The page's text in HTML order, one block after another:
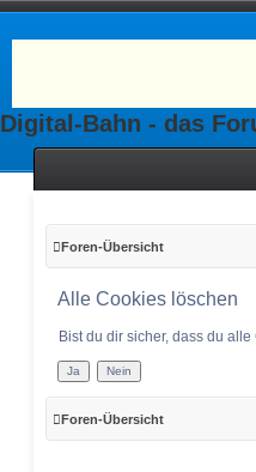
Digital-Bahn - das
Foren-Übersicht
Alle Cookies löschen
Bist du dir sicher, dass du
Foren-Übersicht